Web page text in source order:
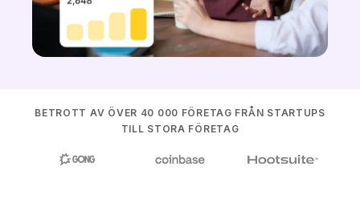
BETROTT AV ÖVER 40 000 FÖRETAG FRÅN STARTUPS
TILL STORA FÖRETAG